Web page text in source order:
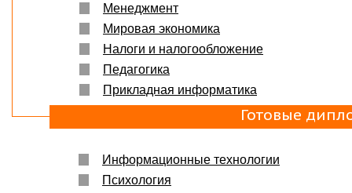
Менеджмент
Мировая экономика
Налоги и налогообложение
Педагогика
Прикладная информатика
Готовые
Информационные технологии
Психология